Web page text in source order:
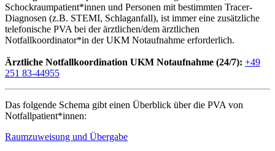
Schockraumpatient*innen und Personen mit bestimmten Tracer-
Diagnosen (z.B. STEMI, Schlaganfall), ist immer eine zusätzliche
telefonische PVA bei der ärztlichen/dem ärztlichen
Notfallkoordinator*in der UKM Notaufnahme erforderlich.
Ärztliche Notfallkoordination UKM Notaufnahme (24/7): +49
251 83-44955
Das folgende Schema gibt einen Überblick über die PVA von
Notfallpatient*innen:
Raumzuweisung und Übergabe